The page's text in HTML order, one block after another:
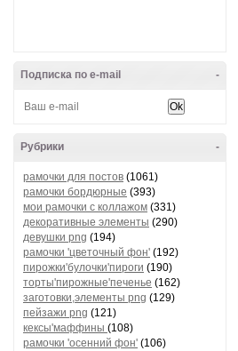
-
Подписка по e-mail
-
Рубрики
рамочки для постов (1061)
рамочки бордюрные (393)
мои рамочки с коллажом (331)
декоративные элементы (290)
девушки png (194)
рамочки 'цветочный фон' (192)
пирожки'булочки'пироги (190)
торты'пирожные'печенье (162)
заготовки,элементы png (129)
пейзажи png (121)
кексы'маффины (108)
рамочки 'осенний фон' (106)